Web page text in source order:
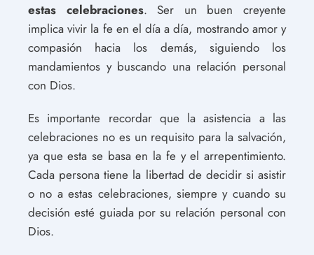
estas celebraciones. Ser un buen creyente
implica vivir la fe en el día a día, mostrando amor y
compasión hacia los demás, siguiendo los
mandamientos y buscando una relación personal
con Dios.
Es importante recordar que la asistencia a las
celebraciones no es un requisito para la salvación,
ya que esta se basa en la fe y el arrepentimiento.
Cada persona tiene la libertad de decidir si asistir
o no a estas celebraciones, siempre y cuando su
decisión esté guiada por su relación personal con
Dios.